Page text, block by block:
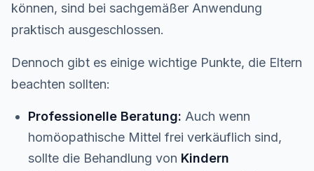
können, sind bei sachgemäßer Anwendung
praktisch ausgeschlossen.
Dennoch gibt es einige wichtige Punkte, die Eltern
beachten sollten:
Professionelle Beratung: Auch wenn
homöopathische Mittel frei verkäuflich sind,
sollte die Behandlung von Kindern